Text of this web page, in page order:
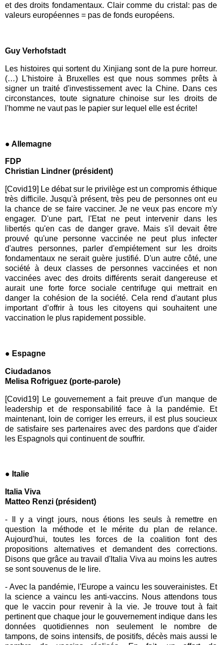
et des droits fondamentaux. Clair comme du cristal: pas de
valeurs européennes = pas de fonds européens.
Guy Verhofstadt
Les histoires qui sortent du Xinjiang sont de la pure horreur.
(…) L'histoire à Bruxelles est que nous sommes prêts à
signer un traité d'investissement avec la Chine. Dans ces
circonstances, toute signature chinoise sur les droits de
l'homme ne vaut pas le papier sur lequel elle est écrite!
● Allemagne
FDP
Christian Lindner (président)
[Covid19] Le débat sur le privilège est un compromis éthique
très difficile. Jusqu'à présent, très peu de personnes ont eu
la chance de se faire vacciner. Je ne veux pas encore m'y
engager. D'une part, l'Etat ne peut intervenir dans les
libertés qu'en cas de danger grave. Mais s'il devait être
prouvé qu'une personne vaccinée ne peut plus infecter
d'autres personnes, parler d'empiétement sur les droits
fondamentaux ne serait guère justifié. D'un autre côté, une
société à deux classes de personnes vaccinées et non
vaccinées avec des droits différents serait dangereuse et
aurait une forte force sociale centrifuge qui mettrait en
danger la cohésion de la société. Cela rend d'autant plus
important d’offrir à tous les citoyens qui souhaitent une
vaccination le plus rapidement possible.
● Espagne
Ciudadanos
Melisa Rofriguez (porte-parole)
[Covid19] Le gouvernement a fait preuve d'un manque de
leadership et de responsabilité face à la pandémie. Et
maintenant, loin de corriger les erreurs, il est plus soucieux
de satisfaire ses partenaires avec des pardons que d'aider
les Espagnols qui continuent de souffrir.
● Italie
Italia Viva
Matteo Renzi (président)
- Il y a vingt jours, nous étions les seuls à remettre en
question la méthode et le mérite du plan de relance.
Aujourd'hui, toutes les forces de la coalition font des
propositions alternatives et demandent des corrections.
Disons que grâce au travail d'Italia Viva au moins les autres
se sont souvenus de le lire.
- Avec la pandémie, l'Europe a vaincu les souverainistes. Et
la science a vaincu les anti-vaccins. Nous attendons tous
que le vaccin pour revenir à la vie. Je trouve tout à fait
pertinent que chaque jour le gouvernement indique dans les
données quotidiennes non seulement le nombre de
tampons, de soins intensifs, de positifs, décès mais aussi le